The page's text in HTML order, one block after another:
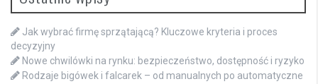
Jak wybrać firmę sprzątającą? Kluczowe kryteria i proces
decyzyjny
Nowe chwilówki na rynku: bezpieczeństwo, dostępność i ryzyko
Rodzaje bigówek i falcarek – od manualnych po automatyczne